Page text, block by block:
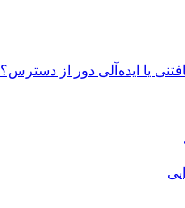
یا ایده‌آلی دور از دسترس؟